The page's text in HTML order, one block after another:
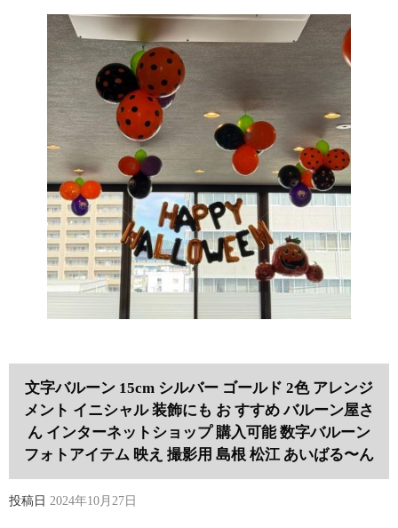
文字バルーン 15cm シルバー ゴールド 2色 アレンジ
メント イニシャル 装飾にも お すすめ バルーン屋さ
ん インターネットショップ 購入可能 数字バルーン
フォトアイテム 映え 撮影用 島根 松江 あいばる〜ん
投稿日 2024年10月27日